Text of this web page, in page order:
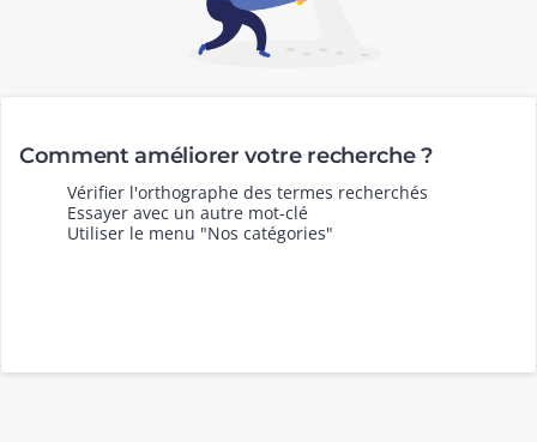
Comment améliorer votre recherche ?
Vérifier l'orthographe des termes recherchés
Essayer avec un autre mot-clé
Utiliser le menu "Nos catégories"